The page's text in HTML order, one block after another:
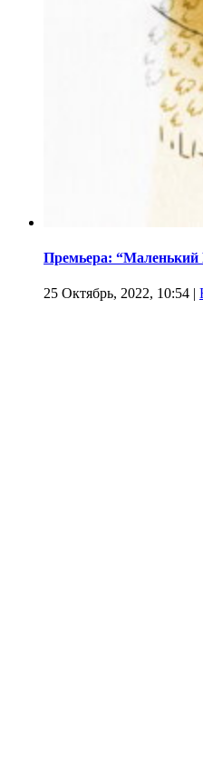
Премьера: “Маленький
25 Октябрь, 2022, 10:54 |